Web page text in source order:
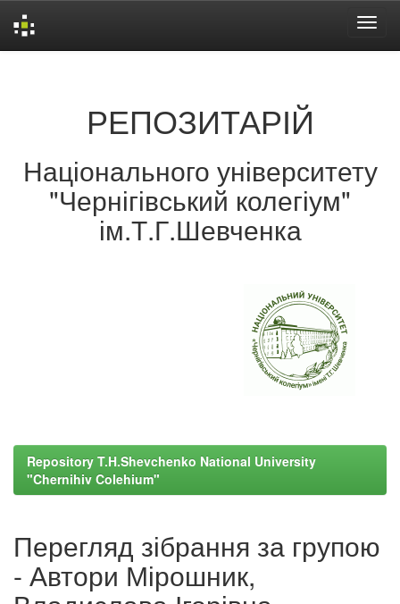
РЕПОЗИТАРІЙ
Національного університету
"Чернігівський колегіум"
ім.Т.Г.Шевченка
Repository T.H.Shevchenko National University
"Chernihiv Colehium"
Перегляд зібрання за групою
- Автори Мірошник,